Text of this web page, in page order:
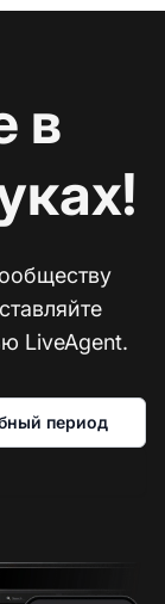
в
LiveAgent.
период